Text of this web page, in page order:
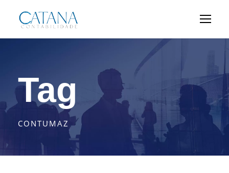
Tag
CONTUMAZ